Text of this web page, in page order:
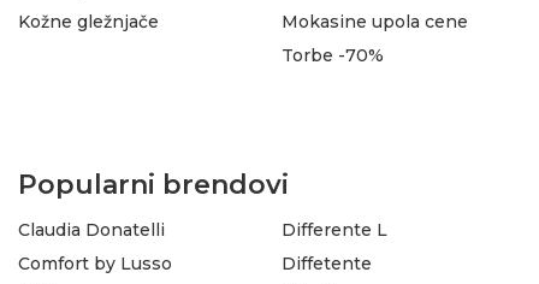
Kožne gležnjače
Mokasine upola cene
Torbe -70%
Popularni brendovi
Claudia Donatelli
Comfort by Lusso
Differente L
Diffetente